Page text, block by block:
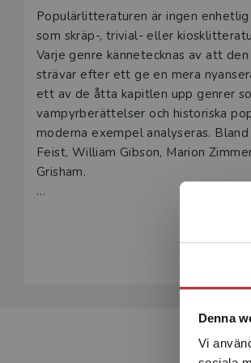
Denna
Vi
Beskrivning
Populärlitteraturen är ingen
som skräp-, trivial- eller
Varje genre kännetecknas av att
strävar efter ett ge en mera
ett av de åtta kapitlen upp genrer
vampyrberättelser och historiska
moderna exempel analyseras.
Feist, William Gibson, Marion
Grisham.